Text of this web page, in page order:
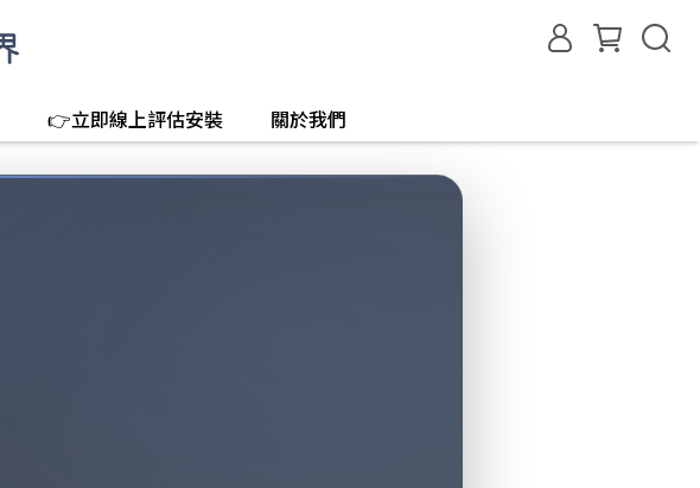
👉立即線上評估安裝 關於我們